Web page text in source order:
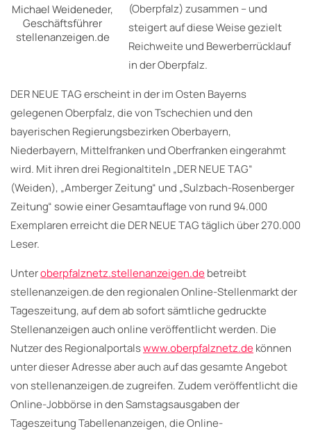
Michael Weideneder,
Geschäftsführer
stellenanzeigen.de
(Oberpfalz) zusammen – und
steigert auf diese Weise gezielt
Reichweite und Bewerberrücklauf
in der Oberpfalz.
DER NEUE TAG erscheint in der im Osten Bayerns
gelegenen Oberpfalz, die von Tschechien und den
bayerischen Regierungsbezirken Oberbayern,
Niederbayern, Mittelfranken und Oberfranken eingerahmt
wird. Mit ihren drei Regionaltiteln „DER NEUE TAG“
(Weiden), „Amberger Zeitung“ und „Sulzbach-Rosenberger
Zeitung“ sowie einer Gesamtauflage von rund 94.000
Exemplaren erreicht die DER NEUE TAG täglich über 270.000
Leser.
Unteroberpfalznetz.stellenanzeigen.debetreibt
stellenanzeigen.de den regionalen Online-Stellenmarkt der
Tageszeitung, auf dem ab sofort sämtliche gedruckte
Stellenanzeigen auch online veröffentlicht werden. Die
Nutzer des Regionalportalswww.oberpfalznetz.dekönnen
unter dieser Adresse aber auch auf das gesamte Angebot
von stellenanzeigen.de zugreifen. Zudem veröffentlicht die
Online-Jobbörse in den Samstagsausgaben der
Tageszeitung Tabellenanzeigen, die Online-